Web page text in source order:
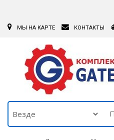
МЫ НА КАРТЕ КОНТАКТЫ